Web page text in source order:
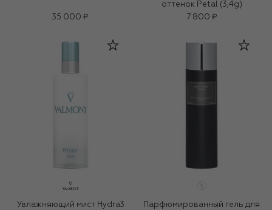
35 000 ₽
оттенок Petal (3,4g)
7 800 ₽
Увлажняющий мист Hydra3
Парфюмированный гель для